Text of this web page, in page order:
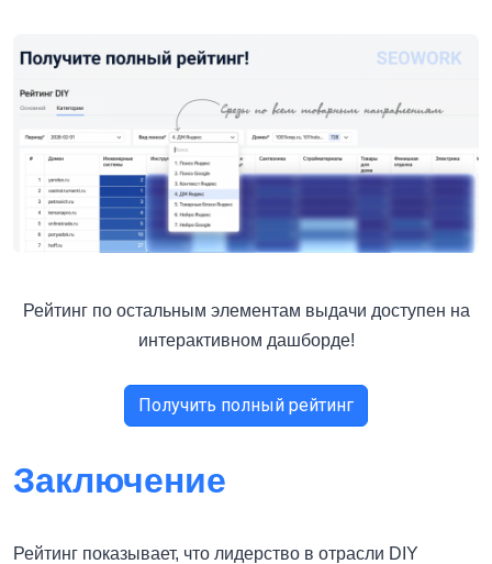
Рейтинг по остальным элементам выдачи доступен на
интерактивном дашборде!
Получить полный рейтинг
Заключение
Рейтинг показывает, что лидерство в отрасли DIY